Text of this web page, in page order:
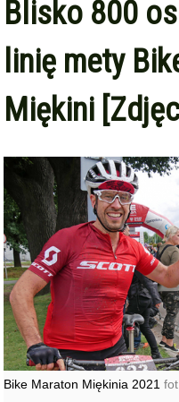
Blisko 800
linię mety
Miękini
Bike Maraton Miękinia 2021